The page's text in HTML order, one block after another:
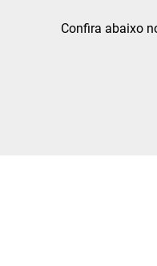
ASSISTÊNCIA TÉCNICA DE
ASSISTÊNCIA TÉCNICA
Confira abaixo